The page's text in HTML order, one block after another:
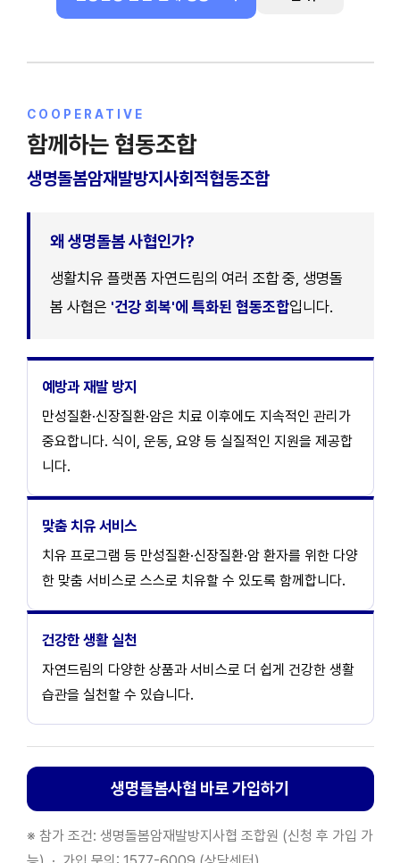
COOPERATIVE
함께하는 협동조합
생명돌봄암재발방지사회적협동조합
왜 생명돌봄 사협인가
생활치유 플랫폼 자연드림의 여러 조합 중, 생명돌
봄 사협은 '건강 회복'에 특화된 협동조합입니다.
예방과 재발 방지
만성질환·신장질환·암은 치료 이후에도 지속적인 관리가
중요합니다. 식이, 운동, 요양 등 실질적인 지원을 제공합
니다.
맞춤 치유 서비스
치유 프로그램 등 만성질환·신장질환·암 환자를 위한 다양
한 맞춤 서비스로 스스로 치유할 수 있도록 함께합니다.
건강한 생활 실천
자연드림의 다양한 상품과 서비스로 더 쉽게 건강한 생활
습관을 실천할 수 있습니다.
생명돌봄사협 바로 가입하기
※ 참가 조건: 생명돌봄암재발방지사협 조합원 (신청 후 가입 가